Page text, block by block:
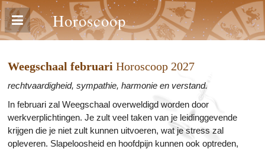
Horoscoop
Weegschaal februari Horoscoop 2027
rechtvaardigheid, sympathie, harmonie en verstand.
In februari zal Weegschaal overweldigd worden door
werkverplichtingen. Je zult veel taken van je leidinggevende
krijgen die je niet zult kunnen uitvoeren, wat je stress zal
opleveren. Slapeloosheid en hoofdpijn kunnen ook optreden,